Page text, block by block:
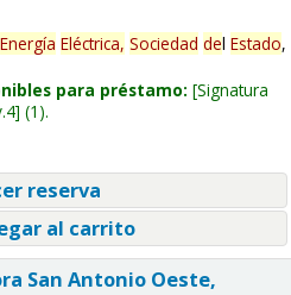
Energía Eléctrica, Sociedad del Estado,
para préstamo: Signatura
(1).
reserva
al carrito
San Antonio Oeste,